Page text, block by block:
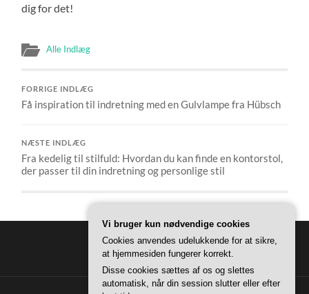
dig for det!
Alle Indlæg
FORRIGE INDLÆG
Få inspiration til indretning med en Gulvlampe fra Hübsch
NÆSTE INDLÆG
Fra kedelig til stilfuld: Hvordan du kan finde en kontorstol,
der passer til din indretning og personlige stil
Vi bruger kun nødvendige cookies
Cookies anvendes udelukkende for at sikre,
at hjemmesiden fungerer korrekt.
Disse cookies sættes af os og slettes
automatisk, når din session slutter eller efter